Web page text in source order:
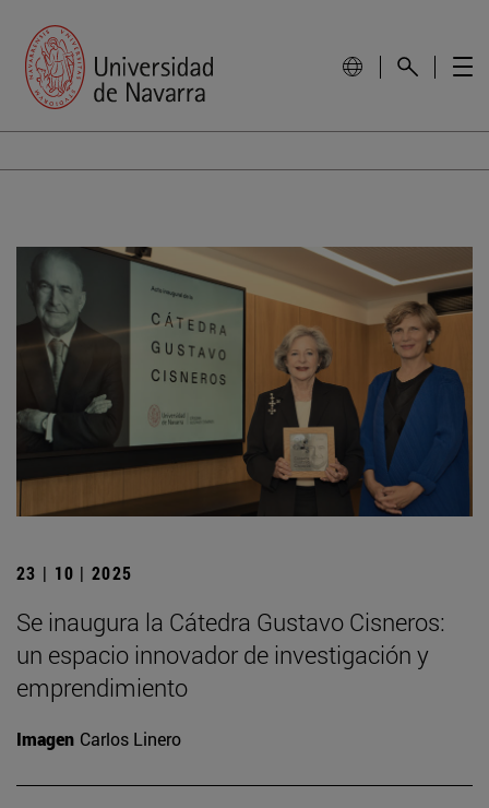
23 | 10 | 2025
Se inaugura la Cátedra Gustavo Cisneros:
un espacio innovador de investigación y
emprendimiento
Imagen Carlos Linero